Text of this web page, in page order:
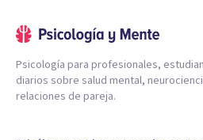
Psicología para profesionales,
diarios sobre salud mental,
relaciones de pareja.